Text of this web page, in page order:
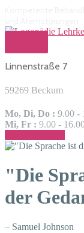
Linnenstraße 7
59269 Beckum
Mo, Di, Do : 9.00 -
Mi, Fr : 9.00 -
"Die
der
– Samuel Johnson